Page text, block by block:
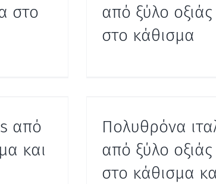
στο
από ξύλο
στο κάθισμα
από
και
Πολυθρόνα
από ξύλο
στο κάθισμα